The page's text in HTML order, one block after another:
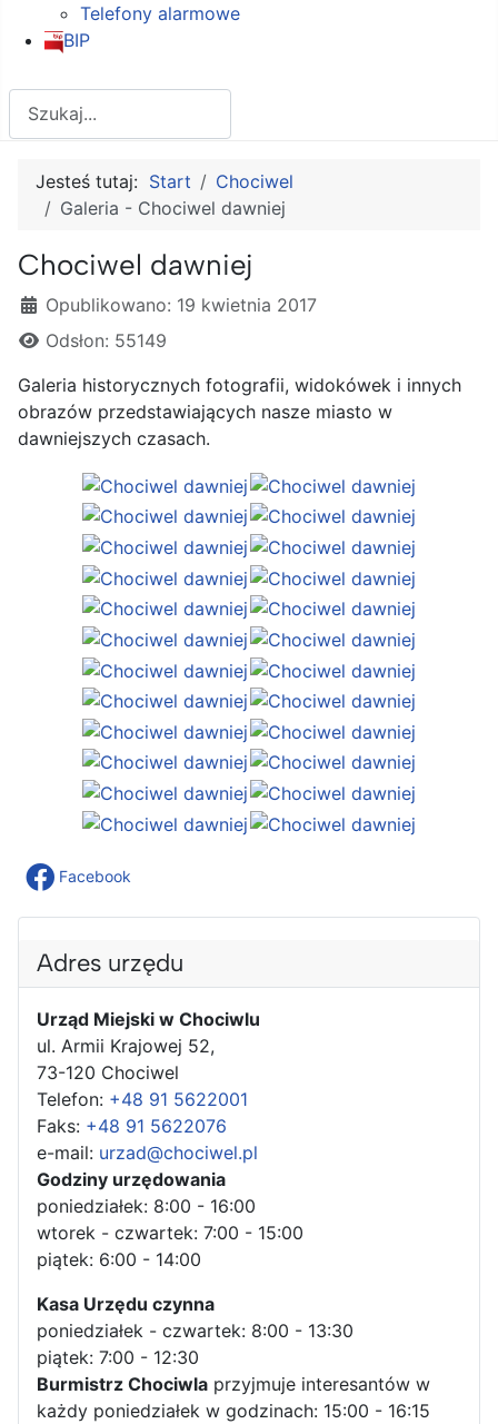
Telefony alarmowe
BIP
Jesteś tutaj: Start
Chociwel
Galeria - Chociwel dawniej
Chociwel dawniej
Szczegóły
Opublikowano: 19 kwietnia 2017
Odsłon: 55149
Galeria historycznych fotografii, widokówek i innych
obrazów przedstawiających nasze miasto w
dawniejszych czasach.
Facebook
Adres urzędu
Urząd Miejski w Chociwlu
ul. Armii Krajowej 52,
73-120 Chociwel
Telefon: +48 91 5622001
Faks: +48 91 5622076
e-mail: urzad@chociwel.pl
Godziny urzędowania
poniedziałek: 8:00 - 16:00
wtorek - czwartek: 7:00 - 15:00
piątek: 6:00 - 14:00
Kasa Urzędu czynna
poniedziałek - czwartek: 8:00 - 13:30
piątek: 7:00 - 12:30
Burmistrz Chociwla przyjmuje interesantów w
każdy poniedziałek w godzinach: 15:00 - 16:15